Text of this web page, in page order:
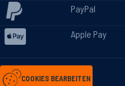
PayPal
Apple Pay
COOKIES BEARBEITEN